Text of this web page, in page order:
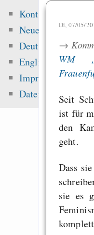
Di, 07/05/
→
WM
Seit
ist für
den
geht.
Dass
sie es
Kontakt
Neue Inhalte
Deutsch
English
Impressum
Datenschutz